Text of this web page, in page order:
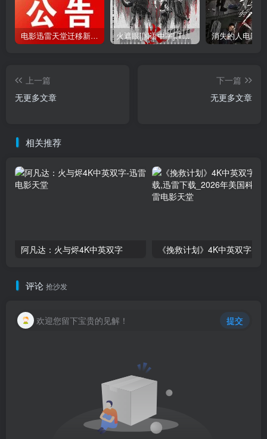
电影迅雷天堂迁移新服务器,正常更新，维护完毕! 火遮眼[国语中字].The.Furious.2026.1080p+2160p高清下载
上一篇
无更多文章
下一篇
无更多文章
相关推荐
阿凡达：火与烬4K中英双字
评论 抢沙发
欢迎您留下宝贵的见解！ 提交